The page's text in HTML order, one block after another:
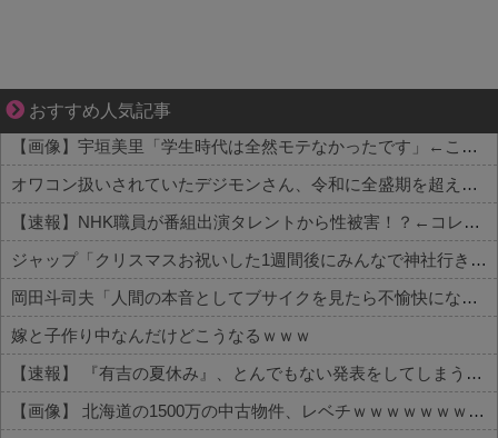
おすすめ人気記事
【マンガ】ぜんぶ私が中心
【画像】宇垣美里「学生時代は全然モテなかったです」←これほんまかぁ？w w w w w w w w
オワコン扱いされていたデジモンさん、令和に全盛期を超える利益を生み出していた
【速報】NHK職員が番組出演タレントから性被害！？←コレマジならヤバくねーか？
ジャップ「クリスマスお祝いした1週間後にみんなで神社行きます」←これ
岡田斗司夫「人間の本音としてブサイクを見たら不愉快になる。この責任をどうとるんだ」
嫁と子作り中なんだけどこうなるｗｗｗ
【速報】 『有吉の夏休み』、とんでもない発表をしてしまう！！！！！
【画像】 北海道の1500万の中古物件、レベチｗｗｗｗｗｗｗｗｗｗｗｗｗｗｗｗｗｗｗｗ